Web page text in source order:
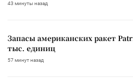
43 минуты назад
Запасы американских ракет
тыс. единиц
57 минут назад